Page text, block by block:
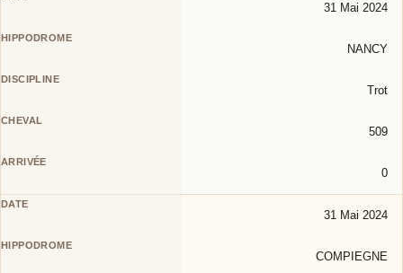
31 Mai 2024
NANCY
Trot
509
0
31 Mai 2024
COMPIEGNE